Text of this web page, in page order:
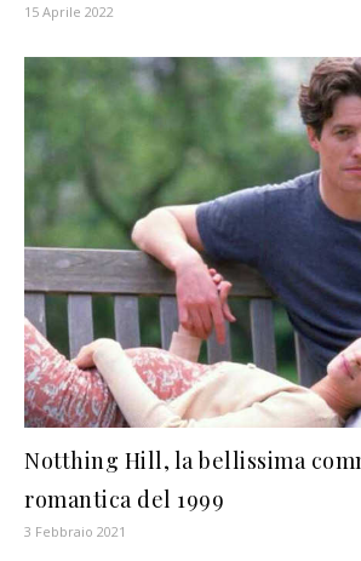
15 Aprile 2022
Notthing Hill, la bellissima
romantica del 1999
3 Febbraio 2021